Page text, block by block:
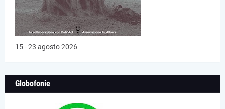
15 - 23 agosto 2026
Globofonie